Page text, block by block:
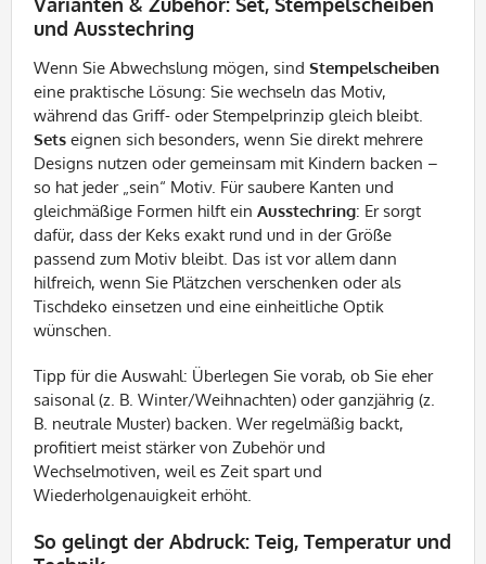
und Ausstechring
Wenn Sie Abwechslung mögen, sind Stempelscheiben
eine praktische Lösung: Sie wechseln das Motiv,
während das Griff- oder Stempelprinzip gleich bleibt.
Sets eignen sich besonders, wenn Sie direkt mehrere
Designs nutzen oder gemeinsam mit Kindern backen –
so hat jeder „sein“ Motiv. Für saubere Kanten und
gleichmäßige Formen hilft ein Ausstechring: Er sorgt
dafür, dass der Keks exakt rund und in der Größe
passend zum Motiv bleibt. Das ist vor allem dann
hilfreich, wenn Sie Plätzchen verschenken oder als
Tischdeko einsetzen und eine einheitliche Optik
wünschen.
Tipp für die Auswahl: Überlegen Sie vorab, ob Sie eher
saisonal (z. B. Winter/Weihnachten) oder ganzjährig (z.
B. neutrale Muster) backen. Wer regelmäßig backt,
profitiert meist stärker von Zubehör und
Wechselmotiven, weil es Zeit spart und
Wiederholgenauigkeit erhöht.
So gelingt der Abdruck: Teig, Temperatur und